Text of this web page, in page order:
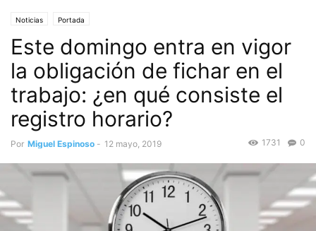
Noticias Portada
Este domingo entra en vigor
la obligación de fichar en el
trabajo: ¿en qué consiste el
registro horario?
Por Miguel Espinoso - 12 mayo, 2019 0
1731